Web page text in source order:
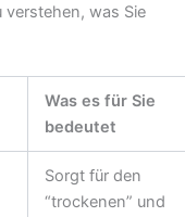
verstehen, was Sie
Was es für Sie
bedeutet
Sorgt für den
“trockenen” und